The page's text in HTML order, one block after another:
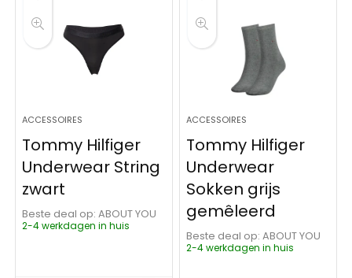
ACCESSOIRES
Tommy Hilfiger
Underwear String
zwart
Beste deal op:
ABOUT YOU
2-4 werkdagen in huis
ACCESSOIRES
Tommy Hilfiger
Underwear
Sokken grijs
gemêleerd
Beste deal op:
ABOUT YOU
2-4 werkdagen in huis